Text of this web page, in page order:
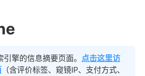
擎的信息摘要页面。 点击这里访
（含评价标签、窥镜IP、支付方式、